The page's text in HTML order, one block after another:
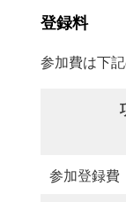
登録料
参加費は下
参加登録費